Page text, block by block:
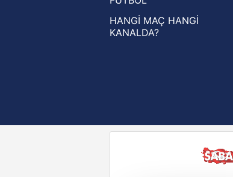
UEFA Konferans Ligi
HANGİ MAÇ HANGİ
KANALDA?